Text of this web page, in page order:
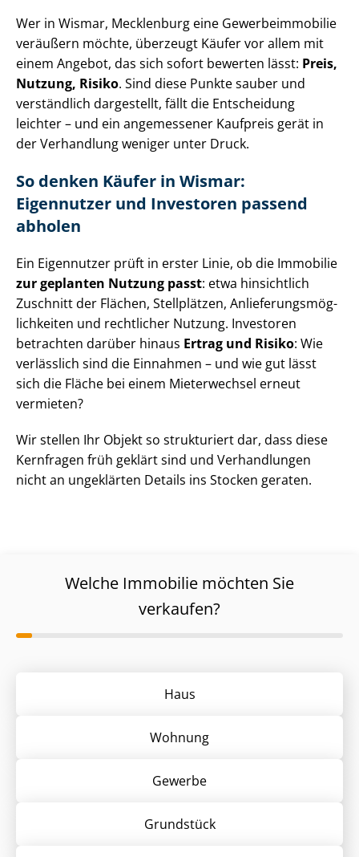
Wer in Wismar, Mecklenburg eine Ge­wer­be­im­mo­bi­lie
veräußern möchte, überzeugt Käufer vor allem mit
einem Angebot, das sich sofort bewerten lässt: Preis,
Nutzung, Risiko. Sind diese Punkte sauber und
verständlich dargestellt, fällt die Entscheidung
leichter – und ein angemessener Kaufpreis gerät in
der Verhandlung weniger unter Druck.
So denken Käufer in Wismar:
Eigennutzer und Investoren passend
abholen
Ein Eigennutzer prüft in erster Linie, ob die Immobilie
zur geplanten Nutzung passt: etwa hinsichtlich
Zuschnitt der Flächen, Stellplätzen, An­lie­fe­rungs­mög­
lich­kei­ten und rechtlicher Nutzung. Investoren
betrachten darüber hinaus Ertrag und Risiko: Wie
verlässlich sind die Einnahmen – und wie gut lässt
sich die Fläche bei einem Mieterwechsel erneut
vermieten?
Wir stellen Ihr Objekt so strukturiert dar, dass diese
Kernfragen früh geklärt sind und Verhandlungen
nicht an ungeklärten Details ins Stocken geraten.
Welche Immobilie möchten Sie
verkaufen?
Haus
Wohnung
Gewerbe
Grund­stück